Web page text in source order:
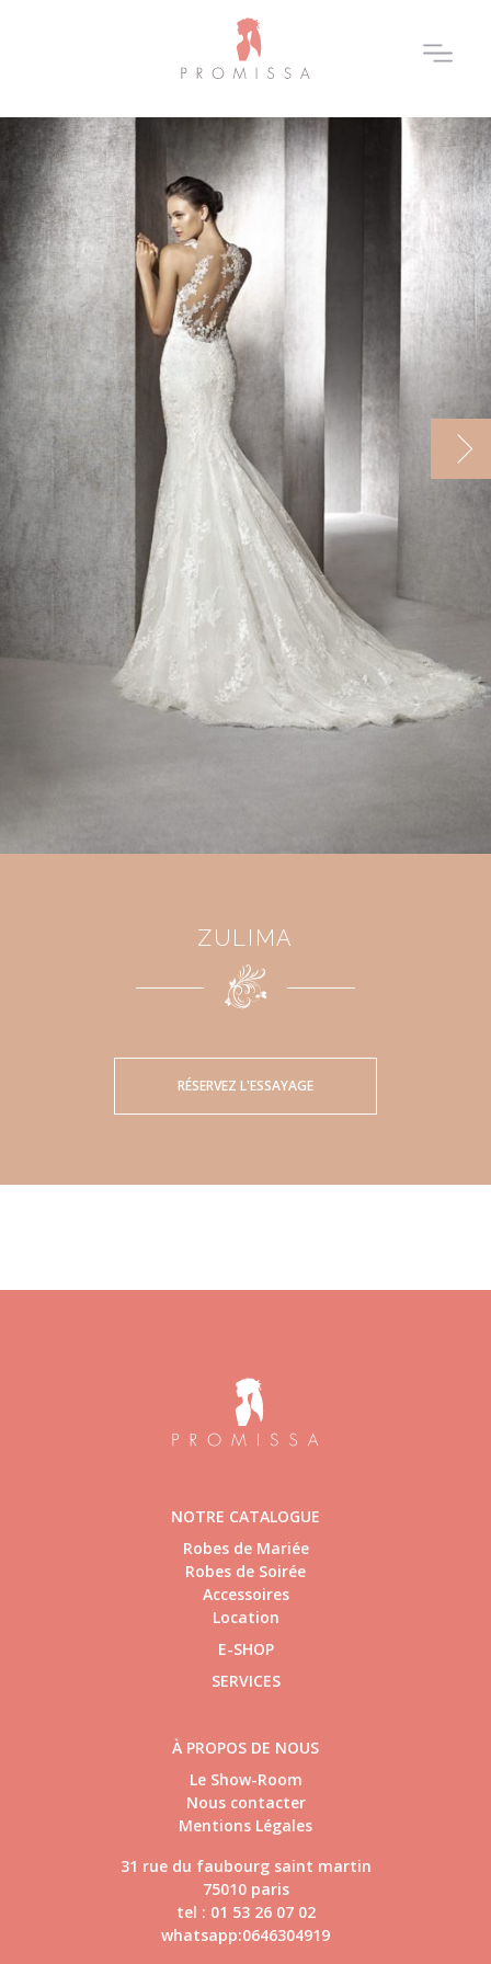
ZULIMA
RÉSERVEZ L'ESSAYAGE
NOTRE CATALOGUE
Robes de Mariée
Robes de Soirée
Accessoires
Location
E-SHOP
SERVICES
À PROPOS DE NOUS
Le Show-Room
Nous contacter
Mentions Légales
31 rue du faubourg saint martin
75010 paris
tel : 01 53 26 07 02
whatsapp:0646304919